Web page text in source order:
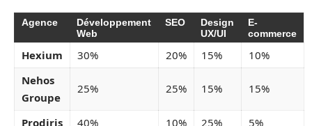
Agence
Développement
Web
SEO
Design
UX/UI
E-
commerce
Hexium 30% 20% 15%
10%
Nehos
Groupe
25% 25% 15% 15%
Prodiris 40% 10% 25% 5%